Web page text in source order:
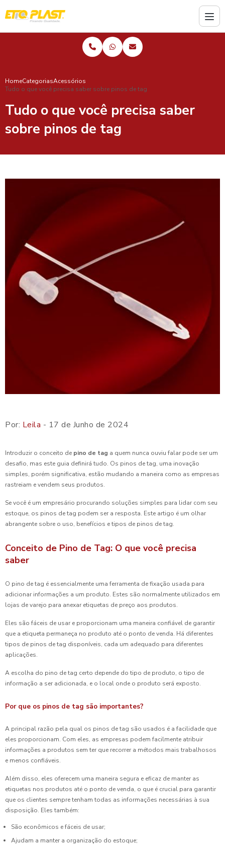
HomeCategoriasAcessórios
Tudo o que você precisa saber sobre pinos de tag
Tudo o que você precisa saber
sobre pinos de tag
Por: Leila - 17 de Junho de 2024
Introduzir o conceito de pino de tag a quem nunca ouviu falar pode ser um
desafio, mas este guia definirá tudo. Os pinos de tag, uma inovação
simples, porém significativa, estão mudando a maneira como as empresas
rastreiam e vendem seus produtos.
Se você é um empresário procurando soluções simples para lidar com seu
estoque, os pinos de tag podem ser a resposta. Este artigo é um olhar
abrangente sobre o uso, benefícios e tipos de pinos de tag.
Conceito de Pino de Tag: O que você precisa
saber
O pino de tag é essencialmente uma ferramenta de fixação usada para
adicionar informações a um produto. Estes são normalmente utilizados em
lojas de varejo para anexar etiquetas de preço aos produtos.
Eles são fáceis de usar e proporcionam uma maneira confiável de garantir
que a etiqueta permaneça no produto até o ponto de venda. Há diferentes
tipos de pinos de tag disponíveis, cada um adequado para diferentes
aplicações.
A escolha do pino de tag certo depende do tipo de produto, o tipo de
informação a ser adicionada, e o local onde o produto será exposto.
Por que os pinos de tag são importantes?
A principal razão pela qual os pinos de tag são usados é a facilidade que
eles proporcionam. Com eles, as empresas podem facilmente atribuir
informações a produtos sem ter que recorrer a métodos mais trabalhosos
e menos confiáveis.
Além disso, eles oferecem uma maneira segura e eficaz de manter as
etiquetas nos produtos até o ponto de venda, o que é crucial para garantir
que os clientes sempre tenham todas as informações necessárias à sua
disposição. Eles também:
São econômicos e fáceis de usar;
Ajudam a manter a organização do estoque;